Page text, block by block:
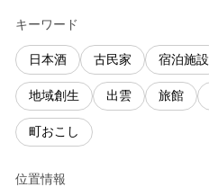
キーワード
日本酒 古民家 宿泊施設
地域創生 出雲 旅館
町おこし
位置情報